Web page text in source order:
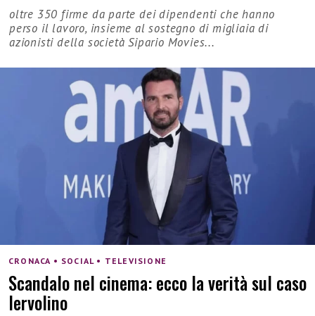
oltre 350 firme da parte dei dipendenti che hanno
perso il lavoro, insieme al sostegno di migliaia di
azionisti della società Sipario Movies...
CRONACA • SOCIAL • TELEVISIONE
Scandalo nel cinema: ecco la verità sul caso
Iervolino